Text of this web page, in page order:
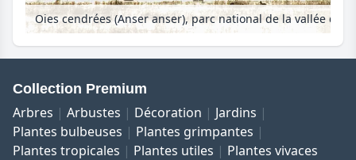
Collection Premium
Arbres Arbustes Décoration
Jardins
Plantes bulbeuses
Plantes grimpantes
Plantes tropicales
Plantes utiles Plantes vivaces